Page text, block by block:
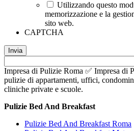
Utilizzando questo
memorizzazione e la
sito web.
CAPTCHA
Impresa di Pulizie Roma ✅ Impresa di
pulizie di appartamenti, uffici,
cliniche private e scuole.
Pulizie Bed And Breakfast
Pulizie Bed And Breakfast Roma